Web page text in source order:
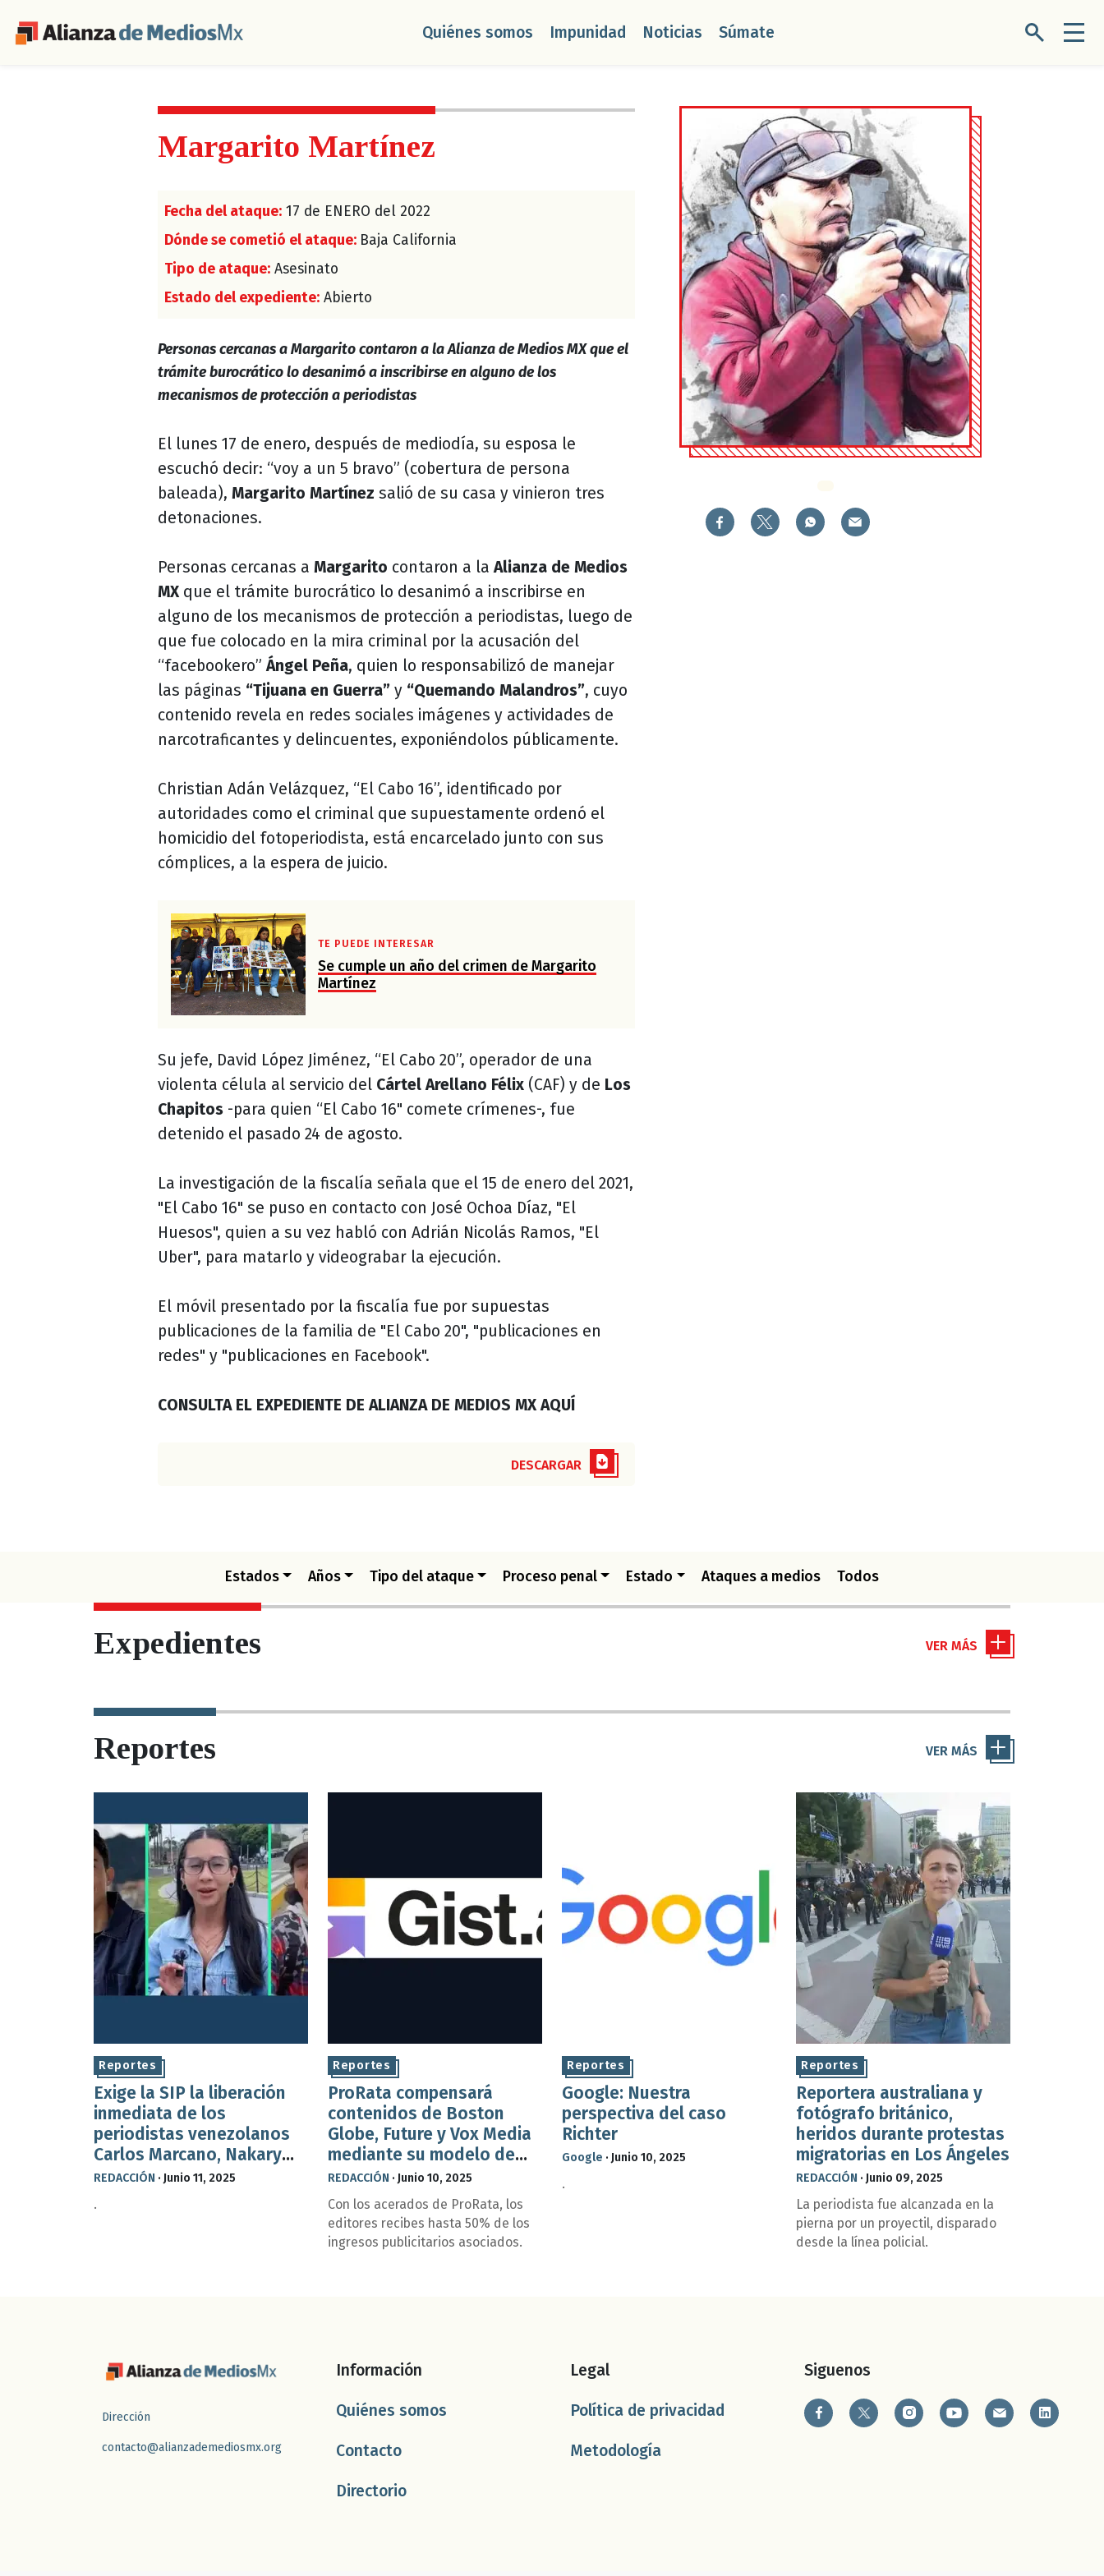
Quiénes somos Impunidad Noticias Súmate
Margarito Martínez
Fecha del ataque:17 de ENERO del 2022
Dónde se cometió el ataque: Baja California
Tipo de ataque:Asesinato
Estado del expediente:Abierto
Personas cercanas a Margarito contaron a la Alianza de Medios MX que el
trámite burocrático lo desanimó a inscribirse en alguno de los
mecanismos de protección a periodistas
El lunes 17 de enero, después de mediodía, su esposa le
escuchó decir: “voy a un 5 bravo” (cobertura de persona
baleada), Margarito Martínez salió de su casa y vinieron tres
detonaciones.
Personas cercanas a Margarito contaron a laAlianza de Medios
MX que el trámite burocrático lo desanimó a inscribirse en
alguno de los mecanismos de protección a periodistas, luego de
que fue colocado en la mira criminal por la acusación del
“facebookero”Ángel Peña, quien lo responsabilizó de manejar
las páginas “Tijuana en Guerra”y “Quemando Malandros”, cuyo
contenido revela en redes sociales imágenes y actividades de
narcotraficantes y delincuentes, exponiéndolos públicamente.
Christian Adán Velázquez, “El Cabo 16”, identificado por
autoridades como el criminal que supuestamente ordenó el
homicidio del fotoperiodista, está encarcelado junto con sus
cómplices, a la espera de juicio.
TE PUEDE INTERESAR
Se cumple un año del crimen de Margarito
Martínez
Su jefe, David López Jiménez, “El Cabo 20”, operador de una
violenta célula al servicio del Cártel Arellano Félix (CAF) y de Los
Chapitos-para quien “El Cabo 16" comete crímenes-, fue
detenido el pasado 24 de agosto.
La investigación de la fiscalía señala que el 15 de enero del 2021,
"El Cabo 16" se puso en contacto con José Ochoa Díaz, "El
Huesos", quien a su vez habló con Adrián Nicolás Ramos, "El
Uber", para matarlo y videograbar la ejecución.
El móvil presentado por la fiscalía fue por supuestas
publicaciones de la familia de "El Cabo 20", "publicaciones en
redes" y "publicaciones en Facebook".
CONSULTA EL EXPEDIENTE DE ALIANZA DE MEDIOS MX AQUÍ
DESCARGAR
Estados Años Tipo del ataque Proceso penal Estado Ataques a medios Todos
Expedientes VER MÁS
Reportes VER MÁS
Reportes
Exige la SIP la liberación
inmediata de los
periodistas venezolanos
Carlos Marcano, Nakary
Mena y Gianni González
REDACCIÓN · Junio 11, 2025
.
Reportes
ProRata compensará
contenidos de Boston
Globe, Future y Vox Media
mediante su modelo de
licencias de IA generativa
REDACCIÓN · Junio 10, 2025
Con los acerados de ProRata, los
editores recibes hasta 50% de los
ingresos publicitarios asociados.
Reportes
Google: Nuestra
perspectiva del caso
Richter
Google · Junio 10, 2025
.
Reportes
Reportera australiana y
fotógrafo británico,
heridos durante protestas
migratorias en Los Ángeles
REDACCIÓN · Junio 09, 2025
La periodista fue alcanzada en la
pierna por un proyectil, disparado
desde la línea policial.
Dirección
contacto@alianzademediosmx.org
Información
Quiénes somos
Contacto
Directorio
Legal
Política de privacidad
Metodología
Siguenos